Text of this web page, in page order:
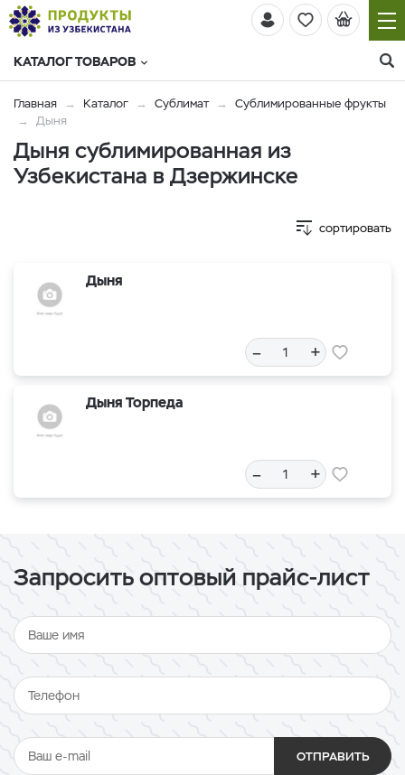
КАТАЛОГ ТОВАРОВ
Главная Каталог Сублимат
Сублимированные фрукты
Дыня
Дыня сублимированная из
Узбекистана в Дзержинске
сортировать
Дыня
– +
Дыня Торпеда
– +
Запросить оптовый прайс-лист
ОТПРАВИТЬ